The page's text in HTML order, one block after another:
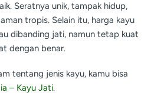
Seratnya unik, tampak hidup,
tropis. Selain itu, harga kayu
dibanding jati, namun tetap kuat
dengan benar.
tentang jenis kayu, kamu bisa
– Kayu Jati.